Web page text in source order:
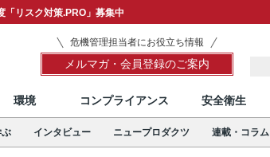
「リスク対策.PRO」募集中
危機管理担当者にお役立ち情報
メルマガ・会員登録のご案内
環境 コンプライアンス 安全衛生
インタビュー ニュープロダクツ 連載・コラム